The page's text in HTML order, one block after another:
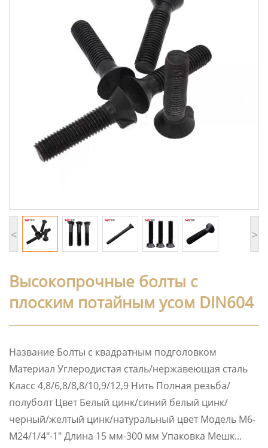
< >
Высокопрочные болты с
плоским потайным усом DIN604
Название Болты с квадратным подголовком
Материал Углеродистая сталь/нержавеющая сталь
Класс 4,8/6,8/8,8/10,9/12,9 Нить Полная резьба/
полуболт Цвет Белый цинк/синий белый цинк/
черный/желтый цинк/натуральный цвет Модель M6-
M24/1/4″-1″ Длина 15 мм-300 мм Упаковка Мешк...